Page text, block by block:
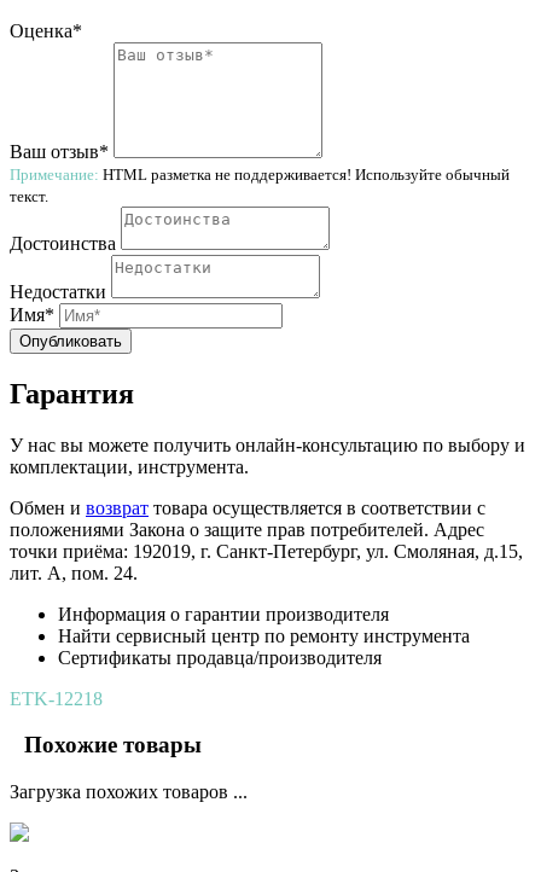
Оценка*
Ваш отзыв*
Примечание: HTML разметка не поддерживается! Используйте обычный
текст.
Достоинства
Недостатки
Имя*
Опубликовать
Гарантия
У нас вы можете получить онлайн-консультацию по выбору и
комплектации, инструмента.
Обмен и возврат товара осуществляется в соответствии с
положениями Закона о защите прав потребителей. Адрес
точки приёма: 192019, г. Санкт-Петербург, ул. Смоляная, д.15,
лит. А, пом. 24.
Информация о гарантии производителя
Найти сервисный центр по ремонту инструмента
Сертификаты продавца/производителя
ETK-12218
Похожие товары
Загрузка похожих товаров ...